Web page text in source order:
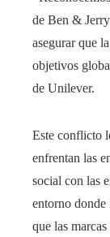
de Ben &
asegurar que
objetivos
de Unilever.
Este conflicto
enfrentan las
social con las
entorno donde
que las